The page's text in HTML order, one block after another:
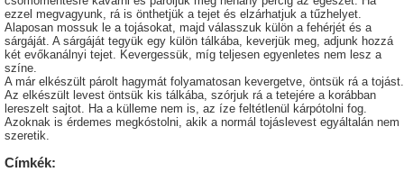
ezzel megvagyunk, rá is önthetjük a tejet és elzárhatjuk a tűzhelyet.
Alaposan mossuk le a tojásokat, majd válasszuk külön a fehérjét és a
sárgáját. A sárgáját tegyük egy külön tálkába, keverjük meg, adjunk hozzá
két evőkanálnyi tejet. Kevergessük, míg teljesen egyenletes nem lesz a
színe.
A már elkészült párolt hagymát folyamatosan kevergetve, öntsük rá a tojást.
Az elkészült levest öntsük kis tálkába, szórjuk rá a tetejére a korábban
lereszelt sajtot. Ha a külleme nem is, az íze feltétlenül kárpótolni fog.
Azoknak is érdemes megkóstolni, akik a normál tojáslevest egyáltalán nem
szeretik.
Címkék: